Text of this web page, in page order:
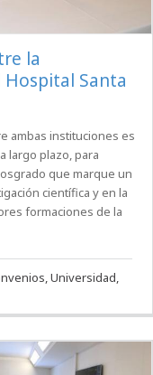
la
Santa
ambas instituciones es
largo plazo, para
que marque un
científica y en la
formaciones de la
Universidad,